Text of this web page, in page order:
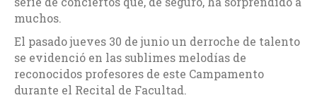
muchos.
El pasado jueves 30 de junio un derroche de talento
se evidenció en las sublimes melodías de
reconocidos profesores de este Campamento
durante el Recital de Facultad.